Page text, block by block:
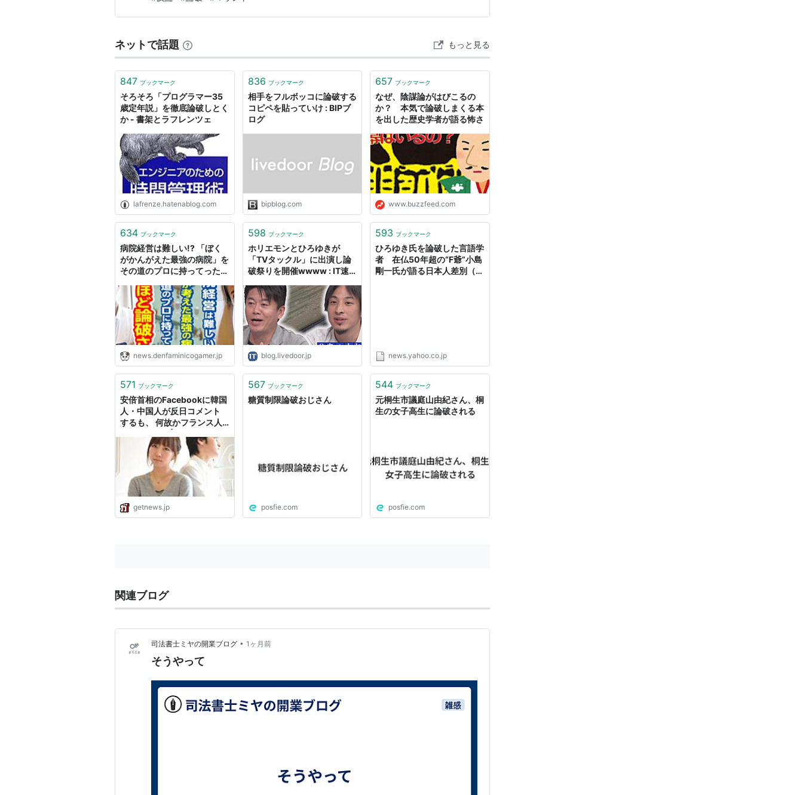
ないからマウントを取って自分の優位性を保ちたい』 きっとこうなんだろうなと思い
ます 僕は別にマウントを取られても気にならな…
ネットで話題 もっと見る
847 ブックマーク
そろそろ「プログラマー35
歳定年説」を徹底論破しとく
か - 書架とラフレンツェ
lafrenze.hatenablog.com
836 ブックマーク
相手をフルボッコに論破する
コピペを貼っていけ : BIPブ
ログ
bipblog.com
657 ブックマーク
なぜ、陰謀論がはびこるの
か？ 本気で論破しまくる本
を出した歴史学者が語る怖さ
www.buzzfeed.com
634 ブックマーク
病院経営は難しい!? 「ぼく
がかんがえた最強の病院」を
その道のプロに持ってったら
news.denfaminicogamer.jp
598 ブックマーク
ホリエモンとひろゆきが
「TVタックル」に出演し論
破祭りを開催wwww : IT速
blog.livedoor.jp
593 ブックマーク
ひろゆき氏を論破した言語学
者 在仏50年超の“F爺”小島
剛一氏が語る日本人差別（デ
news.yahoo.co.jp
571 ブックマーク
安倍首相のFacebookに韓国
人・中国人が反日コメント
するも、 何故かフランス人
信 GetNews
getnews.jp
567 ブックマーク
糖質制限論破おじさん
posfie.com
544 ブックマーク
元桐生市議庭山由紀さん、桐
生の女子高生に論破される
posfie.com
関連ブログ
司法書士ミヤの開業ブログ • 1ヶ月前
そうやって